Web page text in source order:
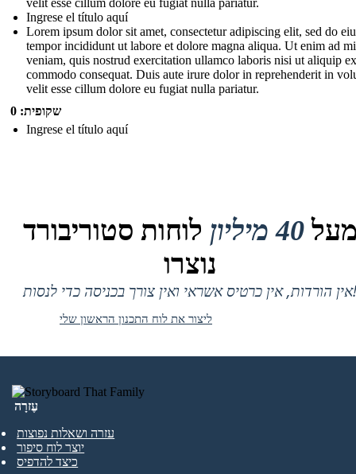
Ingrese el título aquí
Lorem ipsum dolor sit amet, consectetur adipiscing elit, sed do
tempor incididunt ut labore et dolore magna aliqua. Ut enim ad
veniam, quis nostrud exercitation ullamco laboris nisi ut aliquip
commodo consequat. Duis aute irure dolor in reprehenderit in
velit esse cillum dolore eu fugiat nulla pariatur.
שקופית: 0
Ingrese el título aquí
40 מיליון
לוחות סטוריבורד
נוצרו
אין הורדות, אין כרטיס אשראי ואין צורך בכניסה כדי לנסות!
ליצור את לוח התכנון הראשון שלי
עֶזרָה
עזרה ושאלות נפוצות
יוצר לוח סיפור
כיצד להדפיס